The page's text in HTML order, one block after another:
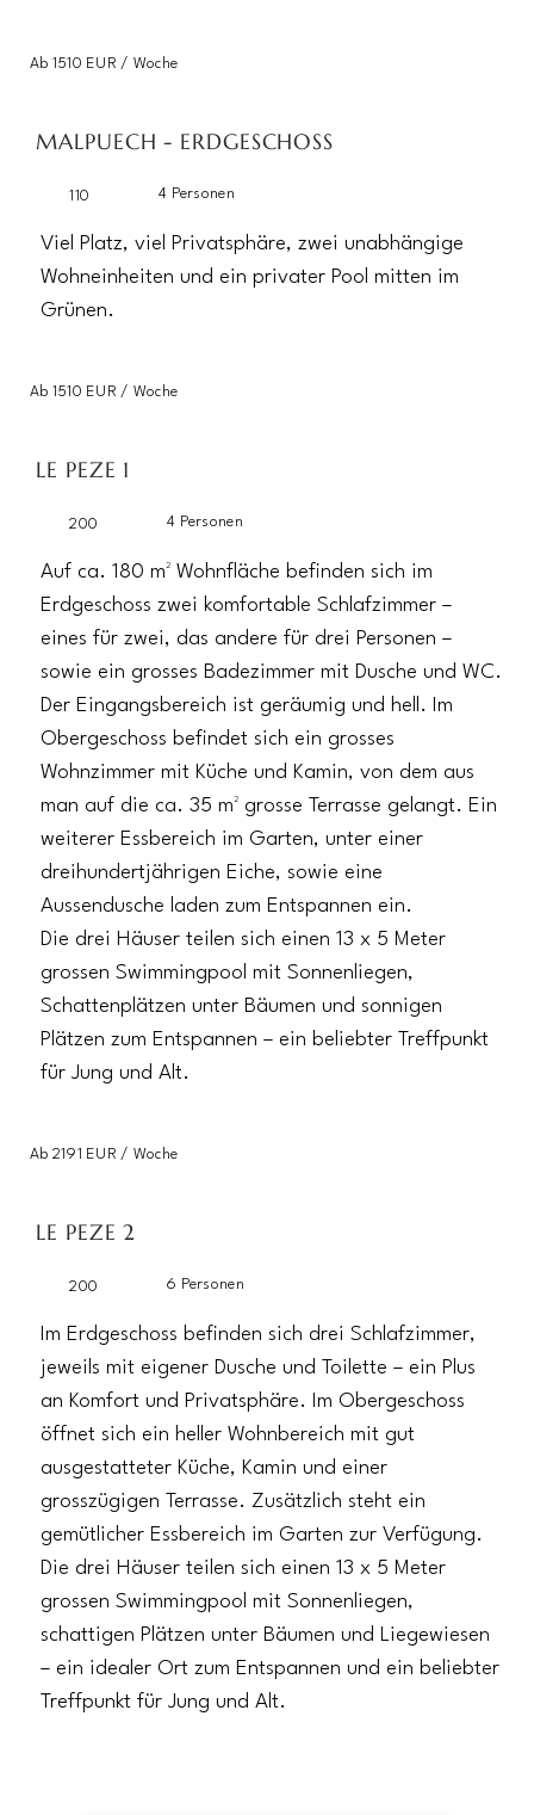
Ab 1510 EUR / Woche
MALPUECH - ERDGESCHOSS
110 4 Personen
Viel Platz, viel Privatsphäre, zwei unabhängige
Wohneinheiten und ein privater Pool mitten im
Grünen.
Ab 1510 EUR / Woche
LE PEZE 1
200 4 Personen
Auf ca. 180 m² Wohnfläche befinden sich im
Erdgeschoss zwei komfortable Schlafzimmer –
eines für zwei, das andere für drei Personen –
sowie ein grosses Badezimmer mit Dusche und WC.
Der Eingangsbereich ist geräumig und hell. Im
Obergeschoss befindet sich ein grosses
Wohnzimmer mit Küche und Kamin, von dem aus
man auf die ca. 35 m² grosse Terrasse gelangt. Ein
weiterer Essbereich im Garten, unter einer
dreihundertjährigen Eiche, sowie eine
Aussendusche laden zum Entspannen ein.
Die drei Häuser teilen sich einen 13 x 5 Meter
grossen Swimmingpool mit Sonnenliegen,
Schattenplätzen unter Bäumen und sonnigen
Plätzen zum Entspannen – ein beliebter Treffpunkt
für Jung und Alt.
Ab 2191 EUR / Woche
LE PEZE 2
200 6 Personen
Im Erdgeschoss befinden sich drei Schlafzimmer,
jeweils mit eigener Dusche und Toilette – ein Plus
an Komfort und Privatsphäre. Im Obergeschoss
öffnet sich ein heller Wohnbereich mit gut
ausgestatteter Küche, Kamin und einer
grosszügigen Terrasse. Zusätzlich steht ein
gemütlicher Essbereich im Garten zur Verfügung.
Die drei Häuser teilen sich einen 13 x 5 Meter
grossen Swimmingpool mit Sonnenliegen,
schattigen Plätzen unter Bäumen und Liegewiesen
– ein idealer Ort zum Entspannen und ein beliebter
Treffpunkt für Jung und Alt.